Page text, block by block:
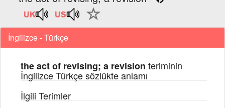
İngilizce - Türkçe
the act of revising; a revision teriminin
İngilizce Türkçe sözlükte anlamı
İlgili Terimler